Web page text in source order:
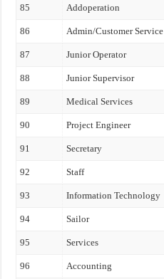
85 Addoperation
86 Admin/Customer Service
87 Junior Operator
88 Junior Supervisor
89 Medical Services
90 Project Engineer
91 Secretary
92 Staff
93 Information Technology
94 Sailor
95 Services
96 Accounting